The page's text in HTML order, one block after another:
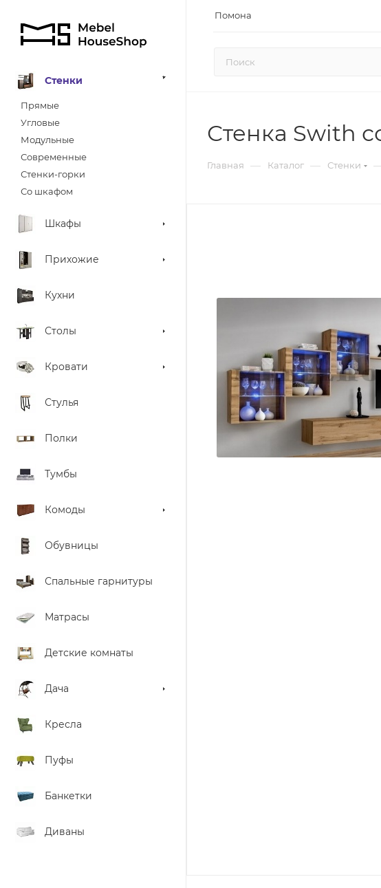
Помона
Стенки
Прямые
Угловые
Модульные
Современные
Стенки-горки
Со шкафом
Шкафы
Прихожие
Кухни
Столы
Кровати
Стулья
Полки
Тумбы
Комоды
Обувницы
Спальные гарнитуры
Матрасы
Детские комнаты
Дача
Кресла
Пуфы
Банкетки
Диваны
Стенка Swith
Главная — Каталог — Стенки